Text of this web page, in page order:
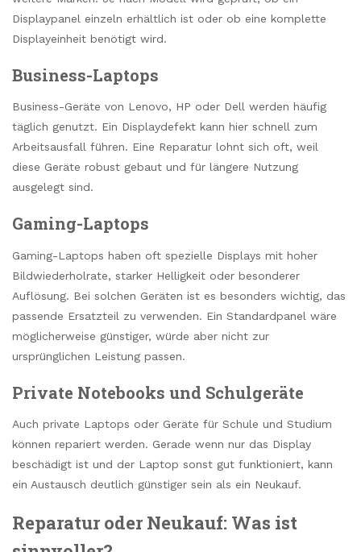
Displaypanel einzeln erhältlich ist oder ob eine komplette
Displayeinheit benötigt wird.
Business-Laptops
Business-Geräte von Lenovo, HP oder Dell werden häufig
täglich genutzt. Ein Displaydefekt kann hier schnell zum
Arbeitsausfall führen. Eine Reparatur lohnt sich oft, weil
diese Geräte robust gebaut und für längere Nutzung
ausgelegt sind.
Gaming-Laptops
Gaming-Laptops haben oft spezielle Displays mit hoher
Bildwiederholrate, starker Helligkeit oder besonderer
Auflösung. Bei solchen Geräten ist es besonders wichtig, das
passende Ersatzteil zu verwenden. Ein Standardpanel wäre
möglicherweise günstiger, würde aber nicht zur
ursprünglichen Leistung passen.
Private Notebooks und Schulgeräte
Auch private Laptops oder Geräte für Schule und Studium
können repariert werden. Gerade wenn nur das Display
beschädigt ist und der Laptop sonst gut funktioniert, kann
ein Austausch deutlich günstiger sein als ein Neukauf.
Reparatur oder Neukauf: Was ist